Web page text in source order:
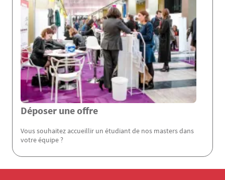
Déposer une offre
Vous souhaitez accueillir un étudiant de nos masters dans
votre équipe ?